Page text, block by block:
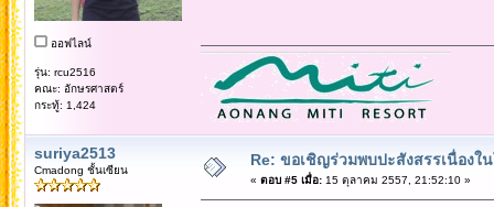
ออฟไลน์
รุ่น: rcu2516
คณะ: อักษรศาสตร์
กระทู้: 1,424
suriya2513
Cmadong ชั้นเซียน
Re: ขอเชิญร่วมพบปะสังสรรเนื่องใ
« ตอบ #5 เมื่อ:15 ตุลาคม 2557, 21:52:10 »